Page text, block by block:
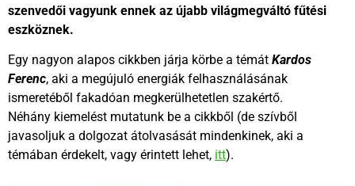
szenvedői vagyunk ennek az újabb világmegváltó fűtési
eszköznek.
Egy nagyon alapos cikkben járja körbe a témát Kardos
Ferenc, aki a megújuló energiák felhasználásának
ismeretéből fakadóan megkerülhetetlen szakértő.
Néhány kiemelést mutatunk be a cikkből (de szívből
javasoljuk a dolgozat átolvasását mindenkinek, aki a
témában érdekelt, vagy érintett lehet, itt).